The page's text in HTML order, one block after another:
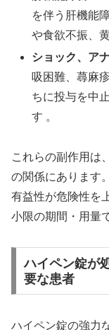
を伴う肝機能
や食欲不振、
ショック、ア
吸困難、蕁麻
ちに投与を中
す 。
これらの副作用は
の関係にあります
有益性が危険性を
小限の期間・用量
ハイペン錠が
要な患者
ハイペン錠の強力